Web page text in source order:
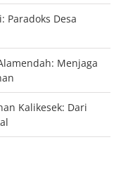
Paradoks Desa
Menjaga
Kalikesek: Dari